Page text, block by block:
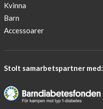
2016
We
the
against
diabetes.
Would
Kvinna
Barn
Accessoarer
Stolt samarbetspartner med: